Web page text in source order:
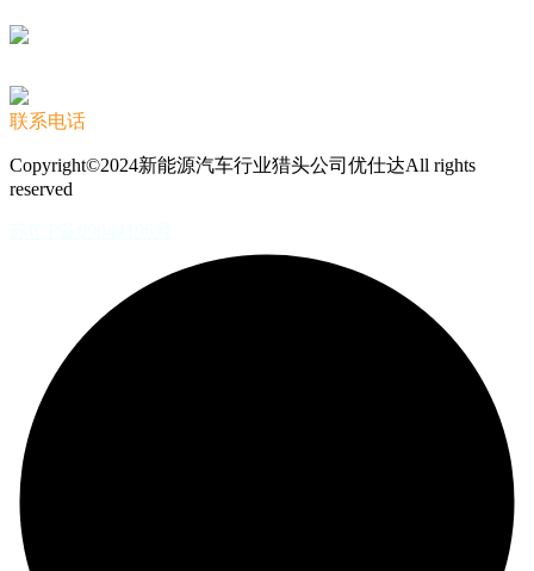
联系电话
Copyright©2024新能源汽车行业猎头公司优仕达All rights
reserved